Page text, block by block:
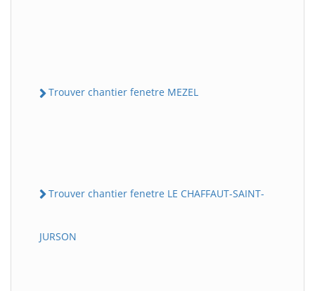
Trouver chantier fenetre MEZEL
Trouver chantier fenetre LE CHAFFAUT-SAINT-
JURSON